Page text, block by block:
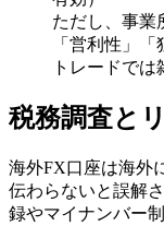
ただし、事業
「営利性」
トレードでは
税務調査と
海外FX口座は海外
伝わらないと誤解
録やマイナンバー